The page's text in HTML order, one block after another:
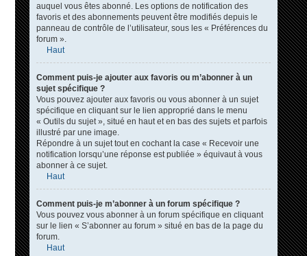
auquel vous êtes abonné. Les options de notification des
favoris et des abonnements peuvent être modifiés depuis le
panneau de contrôle de l’utilisateur, sous les « Préférences du
forum ».
Haut
Comment puis-je ajouter aux favoris ou m’abonner à un
sujet spécifique ?
Vous pouvez ajouter aux favoris ou vous abonner à un sujet
spécifique en cliquant sur le lien approprié dans le menu
« Outils du sujet », situé en haut et en bas des sujets et parfois
illustré par une image.
Répondre à un sujet tout en cochant la case « Recevoir une
notification lorsqu’une réponse est publiée » équivaut à vous
abonner à ce sujet.
Haut
Comment puis-je m’abonner à un forum spécifique ?
Vous pouvez vous abonner à un forum spécifique en cliquant
sur le lien « S’abonner au forum » situé en bas de la page du
forum.
Haut